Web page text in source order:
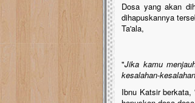
Dosa yang akan
dihapuskannya
Ta'ala,
"Jika kamu
kesalahan-
Ibnu Katsir